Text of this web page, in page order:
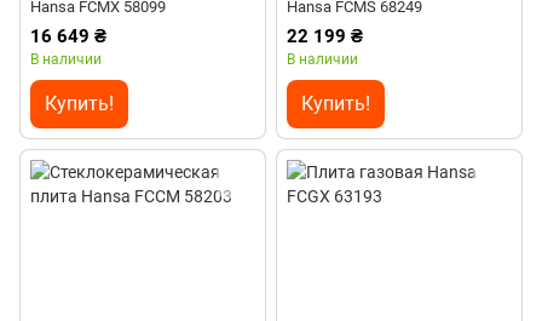
Hansa FCMX 58099
16 649 ₴
В наличии
Купить!
Hansa FCMS 68249
22 199 ₴
В наличии
Купить!